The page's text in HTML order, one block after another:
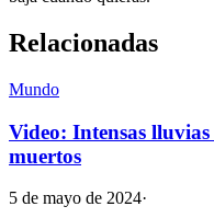
Relacionadas
Mundo
Video: Intensas
muertos
5 de mayo de 2024·